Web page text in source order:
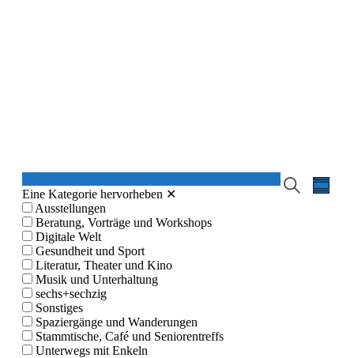
«Suche
Eine Kat­e­gorie her­vorheben ✕
Ausstel­lun­gen
Beratung, Vorträge und Work­shops
Dig­i­tale Welt
Gesund­heit und Sport
Lit­er­atur, The­ater und Kino
Musik und Unter­hal­tung
sechs+sechzig
Son­stiges
Spaziergänge und Wan­derun­gen
Stammtis­che, Café und Senioren­tr­e­ffs
Unter­wegs mit Enkeln